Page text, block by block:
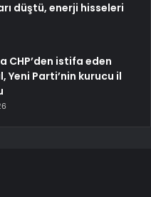
düştü, enerji hisseleri
CHP’den istifa eden
Yeni Parti’nin kurucu il